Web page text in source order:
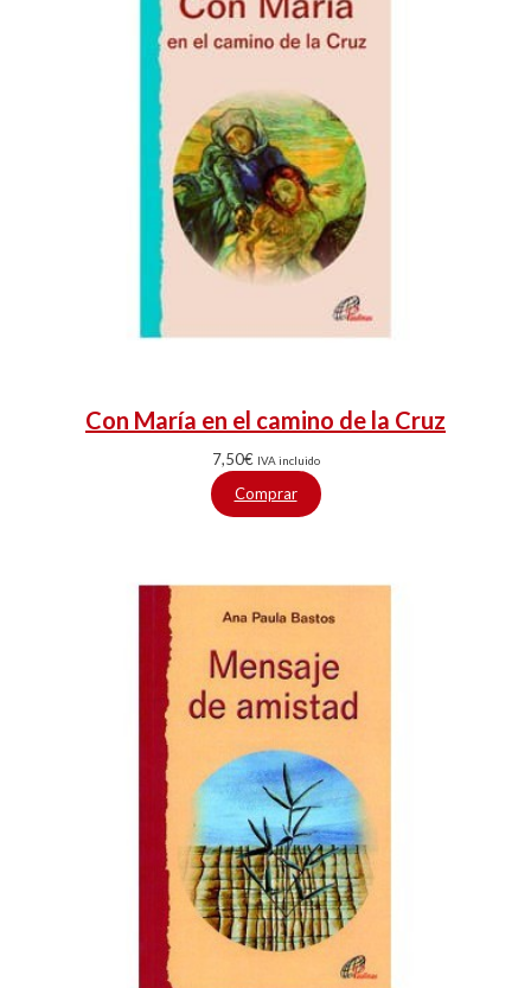
Con María en el camino de la Cruz
7,50€ IVA incluido
Comprar